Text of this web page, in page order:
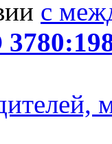
с